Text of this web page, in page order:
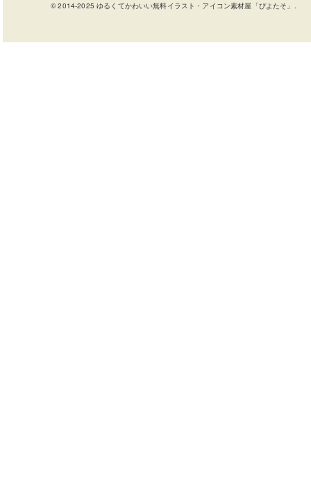
© 2014-2025 ゆるくてかわいい無料イラスト・アイコン素材屋「ぴよたそ」.